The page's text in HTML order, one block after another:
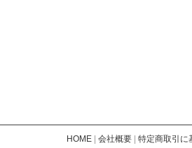
HOME| 会社概要| 特定商取引に